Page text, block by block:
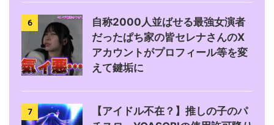
6
自称2000人並ばせる最強女演者
だったぱち家の皆セレナさんのX
アカウントがプロフィール等を変
えて鍵垢に
7
【アイドル不在？】推しの子のパ